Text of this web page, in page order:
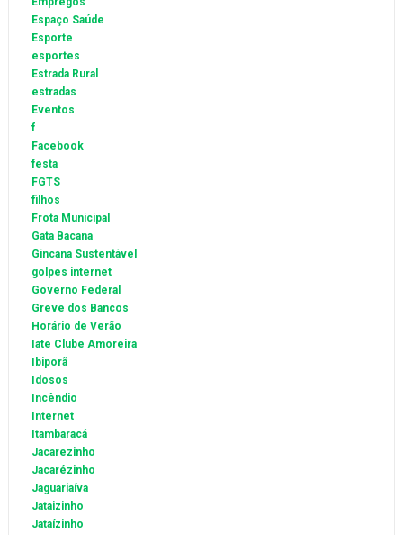
Espaço Saúde
Esporte
esportes
Estrada Rural
estradas
Eventos
f
Facebook
festa
FGTS
filhos
Frota Municipal
Gata Bacana
Gincana Sustentável
golpes internet
Governo Federal
Greve dos Bancos
Horário de Verão
Iate Clube Amoreira
Ibiporã
Idosos
Incêndio
Internet
Itambaracá
Jacarezinho
Jacarézinho
Jaguariaíva
Jataizinho
Jataízinho